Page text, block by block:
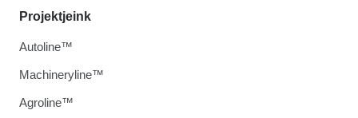
Projektjeink
Autoline™
Machineryline™
Agroline™